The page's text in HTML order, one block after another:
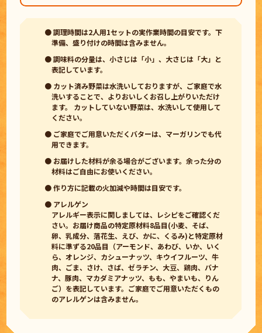
● 調理時間は2人用1セットの実作業時間の目安です。下
準備、盛り付けの時間は含みません。
● 調味料の分量は、小さじは「小」、大さじは「大」と
表記しています。
● カット済み野菜は水洗いしておりますが、ご家庭で水
洗いすることで、よりおいしくお召し上がりいただけ
ます。 カットしていない野菜は、水洗いして使用して
ください。
● ご家庭でご用意いただくバターは、マーガリンでも代
用できます。
● お届けした材料が余る場合がございます。余った分の
材料はご自由にお使いください。
● 作り方に記載の火加減や時間は目安です。
● アレルゲン
アレルギー表示に関しましては、レシピをご確認くだ
さい。お届け商品の特定原材料8品目(小麦、そば、
卵、乳成分、落花生、えび、かに、くるみ)と特定原材
料に準ずる20品目（アーモンド、あわび、いか、いく
ら、オレンジ、カシューナッツ、キウイフルーツ、牛
肉、ごま、さけ、さば、ゼラチン、大豆、鶏肉、バナ
ナ、豚肉、マカダミアナッツ、もも、やまいも、りん
ご）を表記しています。ご家庭でご用意いただくもの
のアレルゲンは含みません。